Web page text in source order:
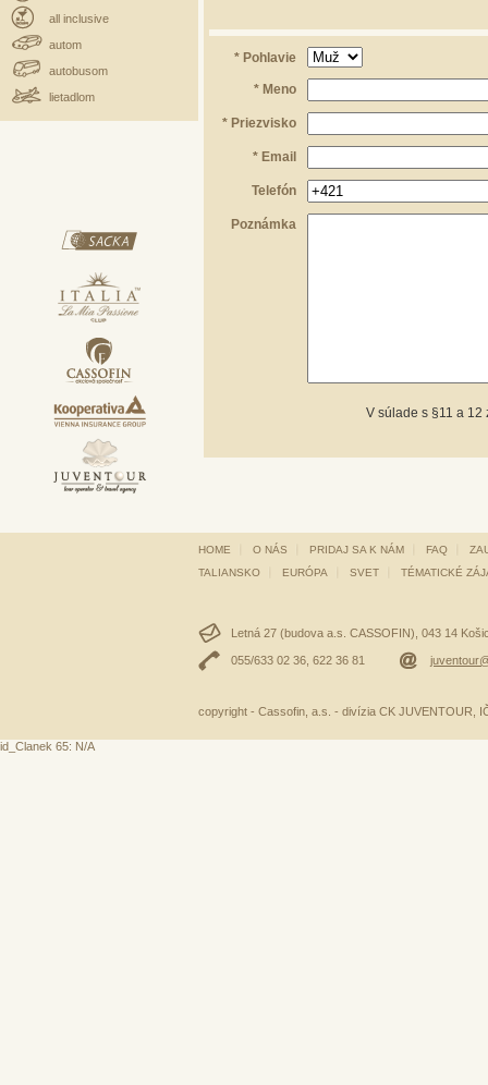
all inclusive
autom
autobusom
lietadlom
* Pohlavie
* Meno
* Priezvisko
* Email
Telefón
Poznámka
V súlade s §11 a 12
HOME O NÁS PRIDAJ SA K NÁM FAQ
TALIANSKO
EURÓPA SVET TÉMATICKÉ
Letná 27 (budova a.s. CASSOFIN), 043 14
055/633 02 36, 622 36 81
copyright - Cassofin, a.s. - divízia CK JUVENTOUR,
id_Clanek 65: N/A